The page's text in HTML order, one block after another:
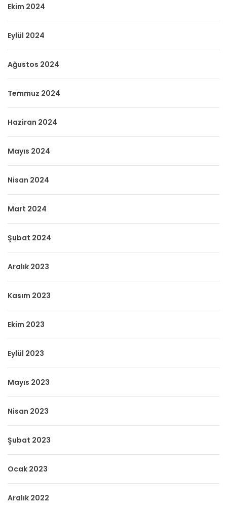
Ekim 2024
Eylül 2024
Ağustos 2024
Temmuz 2024
Haziran 2024
Mayıs 2024
Nisan 2024
Mart 2024
Şubat 2024
Aralık 2023
Kasım 2023
Ekim 2023
Eylül 2023
Mayıs 2023
Nisan 2023
Şubat 2023
Ocak 2023
Aralık 2022